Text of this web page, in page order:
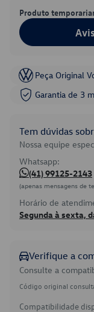
Produto
Peça Original
Garantia de 3
Tem dúvidas
Nossa equipe
Whatsapp:
(41) 99125-2143
(apenas mensagens de
Horário de
Segunda à sexta,
Verifique a
Consulte a
Código original
Compatibilidade